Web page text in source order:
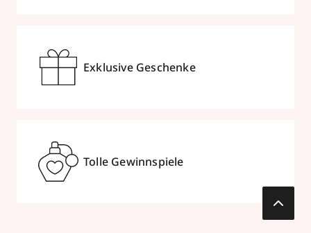
Exklusive Geschenke
Tolle Gewinnspiele